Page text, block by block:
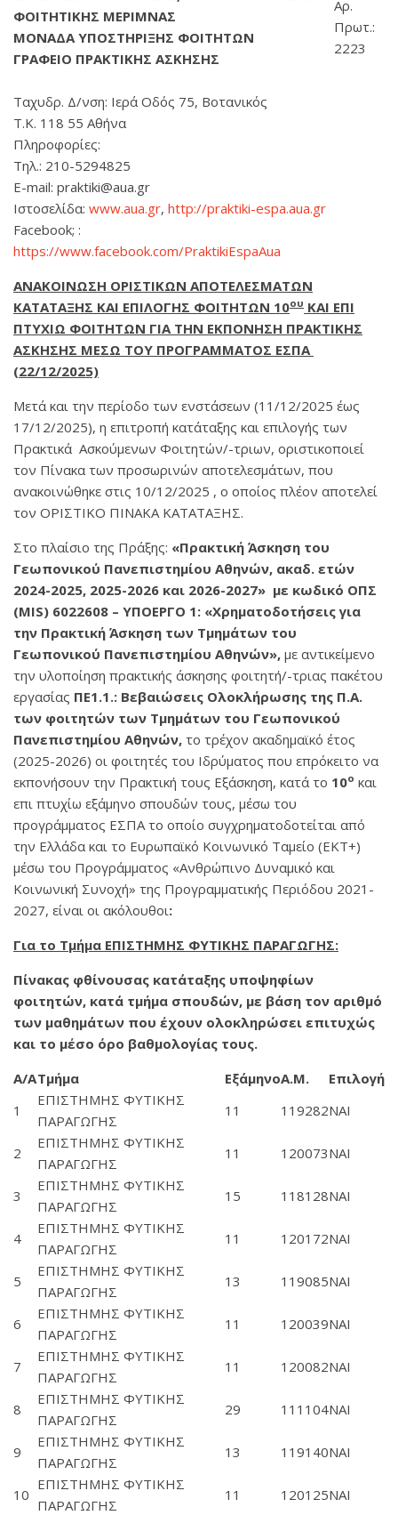
ΦΟΙΤΗΤΙΚΗΣ ΜΕΡΙΜΝΑΣ
ΜΟΝΑΔΑ ΥΠΟΣΤΗΡΙΞΗΣ ΦΟΙΤΗΤΩΝ
ΓΡΑΦΕΙΟ ΠΡΑΚΤΙΚΗΣ ΑΣΚΗΣΗΣ
Ταχυδρ. Δ/νση: Ιερά Οδός 75, Βοτανικός
Τ.Κ. 118 55 Αθήνα
Πληροφορίες:
Τηλ.: 210-5294825
E-mail: praktiki@aua.gr
Ιστοσελίδα: www.aua.gr, http://praktiki-espa.aua.gr
Facebook; :
https://www.facebook.com/PraktikiEspaAua
Αρ.
Πρωτ.:
2223
ΑΝΑΚΟΙΝΩΣΗ ΟΡΙΣΤΙΚΩΝ ΑΠΟΤΕΛΕΣΜΑΤΩΝ
ΚΑΤΑΤΑΞΗΣ ΚΑΙ ΕΠΙΛΟΓΗΣ ΦΟΙΤΗΤΩΝ 10ου ΚΑΙ ΕΠΙ
ΠΤΥΧΙΩ ΦΟΙΤΗΤΩΝ ΓΙΑ ΤΗΝ ΕΚΠΟΝΗΣΗ ΠΡΑΚΤΙΚΗΣ
ΑΣΚΗΣΗΣ ΜΕΣΩ ΤΟΥ ΠΡΟΓΡΑΜΜΑΤΟΣ ΕΣΠΑ
(22/12/2025)
Μετά και την περίοδο των ενστάσεων (11/12/2025 έως
17/12/2025), η επιτροπή κατάταξης και επιλογής των
Πρακτικά Ασκούμενων Φοιτητών/-τριων, οριστικοποιεί
τον Πίνακα των προσωρινών αποτελεσμάτων, που
ανακοινώθηκε στις 10/12/2025 , ο οποίος πλέον αποτελεί
τον ΟΡΙΣΤΙΚΟ ΠΙΝΑΚΑ ΚΑΤΑΤΑΞΗΣ.
Στο πλαίσιο της Πράξης: «Πρακτική Άσκηση του
Γεωπονικού Πανεπιστημίου Αθηνών, ακαδ. ετών
2024-2025, 2025-2026 και 2026-2027» με κωδικό ΟΠΣ
(MIS) 6022608 – ΥΠΟΕΡΓΟ 1: «Χρηματοδοτήσεις για
την Πρακτική Άσκηση των Τμημάτων του
Γεωπονικού Πανεπιστημίου Αθηνών», με αντικείμενο
την υλοποίηση πρακτικής άσκησης φοιτητή/-τριας πακέτου
εργασίας ΠΕ1.1.: Βεβαιώσεις Ολοκλήρωσης της Π.Α.
των φοιτητών των Τμημάτων του Γεωπονικού
Πανεπιστημίου Αθηνών, το τρέχον ακαδημαϊκό έτος
(2025-2026) οι φοιτητές του Ιδρύματος που επρόκειτο να
εκπονήσουν την Πρακτική τους Εξάσκηση, κατά το 10ο και
επι πτυχίω εξάμηνο σπουδών τους, μέσω του
προγράμματος ΕΣΠΑ το οποίο συγχρηματοδοτείται από
την Ελλάδα και το Ευρωπαϊκό Κοινωνικό Ταμείο (ΕΚΤ+)
μέσω του Προγράμματος «Ανθρώπινο Δυναμικό και
Κοινωνική Συνοχή» της Προγραμματικής Περιόδου 2021-
2027, είναι οι ακόλουθοι:
Για το Τμήμα ΕΠΙΣΤΗΜΗΣ ΦΥΤΙΚΗΣ ΠΑΡΑΓΩΓΗΣ:
Πίνακας φθίνουσας κατάταξης υποψηφίων
φοιτητών, κατά τμήμα σπουδών, με βάση τον αριθμό
των μαθημάτων που έχουν ολοκληρώσει επιτυχώς
και το μέσο όρο βαθμολογίας τους.
Α/ΑΤμήμα ΕξάμηνοΑ.Μ.
Επιλογή
1
ΕΠΙΣΤΗΜΗΣ ΦΥΤΙΚΗΣ
ΠΑΡΑΓΩΓΗΣ
11 119282ΝΑΙ
2
ΕΠΙΣΤΗΜΗΣ ΦΥΤΙΚΗΣ
ΠΑΡΑΓΩΓΗΣ
11 120073ΝΑΙ
3
ΕΠΙΣΤΗΜΗΣ ΦΥΤΙΚΗΣ
ΠΑΡΑΓΩΓΗΣ
15 118128ΝΑΙ
4
ΕΠΙΣΤΗΜΗΣ ΦΥΤΙΚΗΣ
ΠΑΡΑΓΩΓΗΣ
11 120172ΝΑΙ
5
ΕΠΙΣΤΗΜΗΣ ΦΥΤΙΚΗΣ
ΠΑΡΑΓΩΓΗΣ
13 119085ΝΑΙ
6
ΕΠΙΣΤΗΜΗΣ ΦΥΤΙΚΗΣ
ΠΑΡΑΓΩΓΗΣ
11 120039ΝΑΙ
7
ΕΠΙΣΤΗΜΗΣ ΦΥΤΙΚΗΣ
ΠΑΡΑΓΩΓΗΣ
11 120082ΝΑΙ
8
ΕΠΙΣΤΗΜΗΣ ΦΥΤΙΚΗΣ
ΠΑΡΑΓΩΓΗΣ
29 111104ΝΑΙ
9
ΕΠΙΣΤΗΜΗΣ ΦΥΤΙΚΗΣ
ΠΑΡΑΓΩΓΗΣ
13 119140ΝΑΙ
10
ΕΠΙΣΤΗΜΗΣ ΦΥΤΙΚΗΣ
ΠΑΡΑΓΩΓΗΣ
11 120125ΝΑΙ